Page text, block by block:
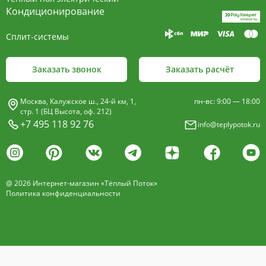
пластины, покрыт износостойким порошковым
покрытием чёрного цвета.
- изготавливается двух типов: рулонная и
анодированный алюминий четырёх цветов -
золото, бронза, чёрный, серебро (без доплат)
дерево – дуб натуральный
нержавеющая сталь
Кондиционирование
Сплит-системы
Заказать звонок Заказать расчёт
Москва, Калужское ш., 24-й км, 1,
стр. 1 (БЦ Высота, оф. 212)
+7 495 118 92 76
пн-вс: 9:00 — 18:00
info@teplypotok.ru
@ 2026 Интернет-магазин «Тёплый Поток»
Политика конфиденциальности